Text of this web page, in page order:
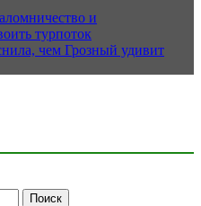
и
турпоток
чем Грозный удивит